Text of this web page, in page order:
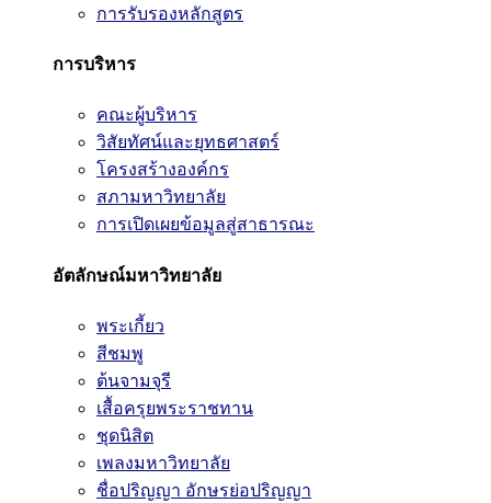
การรับรองหลักสูตร
การบริหาร
คณะผู้บริหาร
วิสัยทัศน์และยุทธศาสตร์
โครงสร้างองค์กร
สภามหาวิทยาลัย
การเปิดเผยข้อมูลสู่สาธารณะ
อัตลักษณ์มหาวิทยาลัย
พระเกี้ยว
สีชมพู
ต้นจามจุรี
เสื้อครุยพระราชทาน
ชุดนิสิต
เพลงมหาวิทยาลัย
ชื่อปริญญา อักษรย่อปริญญา